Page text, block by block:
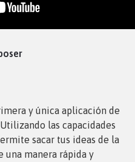
y única aplicación de
las capacidades
sacar tus ideas de la
una manera rápida y